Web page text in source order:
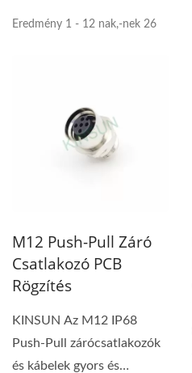
Eredmény 1 - 12 nak,-nek 26
M12 Push-Pull Záró
Csatlakozó PCB
Rögzítés
KINSUN Az M12 IP68
Push-Pull zárócsatlakozók
és kábelek gyors és